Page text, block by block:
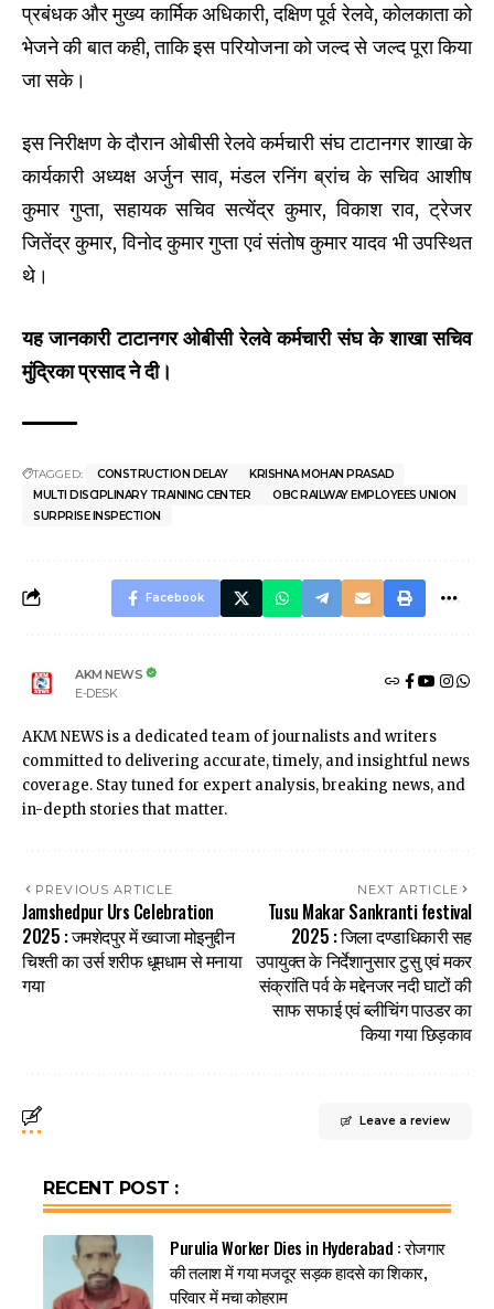
प्रबंधक और मुख्य कार्मिक अधिकारी, दक्षिण पूर्व रेलवे, कोलकाता को
भेजने की बात कही, ताकि इस परियोजना को जल्द से जल्द पूरा किया
जा सके।
इस निरीक्षण के दौरान ओबीसी रेलवे कर्मचारी संघ टाटानगर शाखा के
कार्यकारी अध्यक्ष अर्जुन साव, मंडल रनिंग ब्रांच के सचिव आशीष
कुमार गुप्ता, सहायक सचिव सत्येंद्र कुमार, विकाश राव, ट्रेजर
जितेंद्र कुमार, विनोद कुमार गुप्ता एवं संतोष कुमार यादव भी उपस्थित
थे।
यह जानकारी टाटानगर ओबीसी रेलवे कर्मचारी संघ के शाखा सचिव
मुंद्रिका प्रसाद ने दी।
TAGGED: CONSTRUCTION DELAY
KRISHNA MOHAN PRASAD
MULTI DISCIPLINARY TRAINING CENTER
OBC RAILWAY EMPLOYEES UNION
SURPRISE INSPECTION
Facebook
AKM NEWS
E-DESK
AKM NEWS is a dedicated team of journalists and writers
committed to delivering accurate, timely, and insightful news
coverage. Stay tuned for expert analysis, breaking news, and
in-depth stories that matter.
PREVIOUS ARTICLE
Jamshedpur Urs Celebration
2025 : जमशेदपुर में ख्वाजा मोइनुद्दीन
चिश्ती का उर्स शरीफ धूमधाम से मनाया
गया
NEXT ARTICLE
Tusu Makar Sankranti festival
2025 : जिला दण्डाधिकारी सह
उपायुक्त के निर्देशानुसार टुसु एवं मकर
संक्रांति पर्व के मद्देनजर नदी घाटों की
साफ सफाई एवं ब्लीचिंग पाउडर का
किया गया छिड़काव
Leave a review
RECENT POST :
Purulia Worker Dies in Hyderabad : रोजगार
की तलाश में गया मजदूर सड़क हादसे का शिकार,
परिवार में मचा कोहराम